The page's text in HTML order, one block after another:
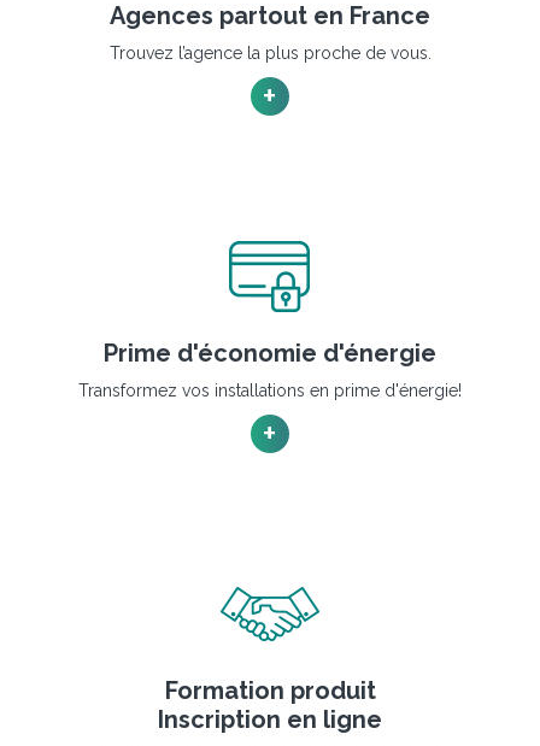
Agences partout en France
Trouvez l’agence la plus proche de vous.
+
Prime d'économie d'énergie
Transformez vos installations en prime d'énergie!
+
Formation produit
Inscription en ligne